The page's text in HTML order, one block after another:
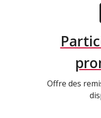
Offre des